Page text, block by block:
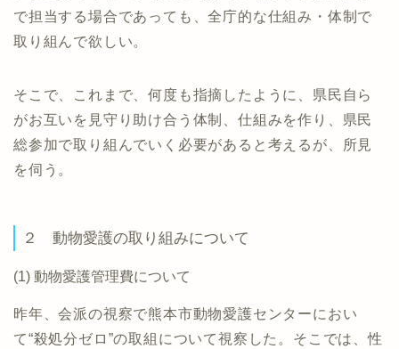
で担当する場合であっても、全庁的な仕組み・体制で
取り組んで欲しい。
そこで、これまで、何度も指摘したように、県民自ら
がお互いを見守り助け合う体制、仕組みを作り、県民
総参加で取り組んでいく必要があると考えるが、所見
を伺う。
２ 動物愛護の取り組みについて
(1) 動物愛護管理費について
昨年、会派の視察で熊本市動物愛護センターにおい
て“殺処分ゼロ”の取組について視察した。そこでは、性